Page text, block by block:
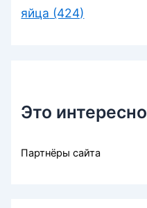
яйца (424)
Это интересно
Партнёры сайта